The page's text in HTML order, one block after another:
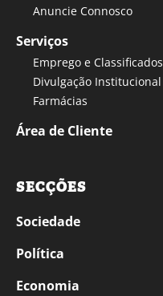
Anuncie Connosco
Serviços
Emprego e Classificados
Divulgação Institucional
Farmácias
Área de Cliente
SECÇÕES
Sociedade
Política
Economia